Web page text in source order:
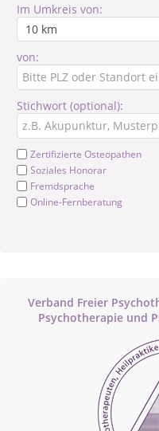
Im Umkreis von:
von:
Stichwort (optional):
Zertifizierte Osteopathen
Soziales Honorar
Fremdsprache
Online-Fernberatung
Verband Freier
Psychotherapie und